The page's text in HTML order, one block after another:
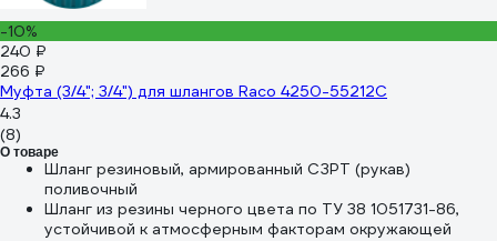
-10%
240 ₽
266 ₽
Муфта (3/4"; 3/4") для шлангов Raco 4250-55212C
4.3
(8)
О товаре
Шланг резиновый, армированный СЗРТ (рукав)
поливочный
Шланг из резины черного цвета по ТУ 38 1051731-86,
устойчивой к атмосферным факторам окружающей